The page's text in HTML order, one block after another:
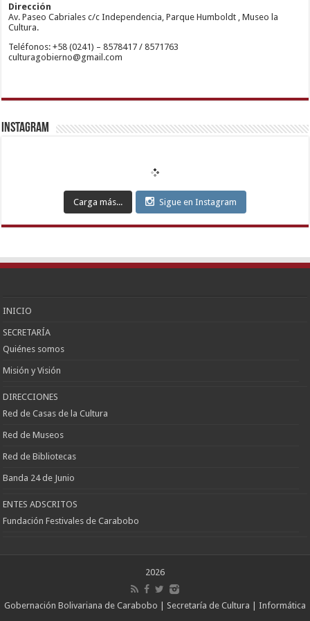
restbetcdn.com
Yakası
Escort
Kadıköy
Ataşehir
Escort
Escort
Escort
Kurtköy
Escort
Kızılay
Escort
Keçiören
Escort
Dirección
Av. Paseo Cabriales c/c Independencia, Parque Humboldt , Museo la
Cultura.
Teléfonos: +58 (0241) – 8578417 / 8571763
culturagobierno@gmail.com
Instagram
Carga más... Sigue en Instagram
INICIO
SECRETARÍA
Quiénes somos
Misión y Visión
DIRECCIONES
Red de Casas de la Cultura
Red de Museos
Red de Bibliotecas
Banda 24 de Junio
ENTES ADSCRITOS
Fundación Festivales de Carabobo
2026
Gobernación Bolivariana de Carabobo | Secretaría de Cultura | Informática